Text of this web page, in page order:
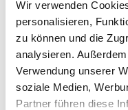
Wir verwenden
personalisieren,
zu können und die
analysieren.
Verwendung unserer
soziale Medien,
Partner führen diese
Barbara Seydich
Roland Wanke
Gemeindebüro